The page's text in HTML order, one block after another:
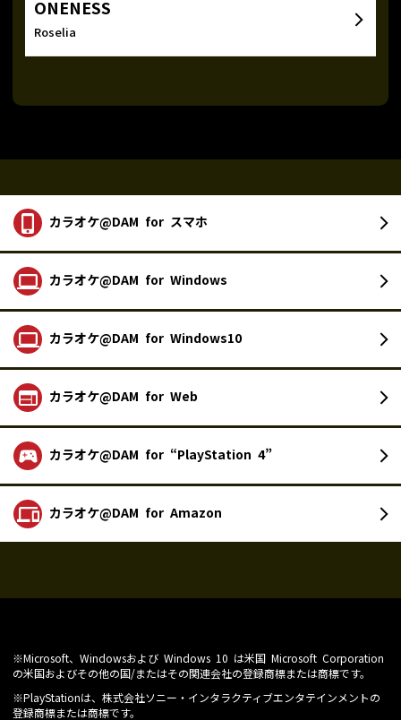
ONENESS
Roselia
カラオケ@DAM for スマホ
カラオケ@DAM for Windows
カラオケ@DAM for Windows10
カラオケ@DAM for Web
カラオケ@DAM for “PlayStation 4”
カラオケ@DAM for Amazon
※Microsoft、Windowsおよび Windows 10 は米国 Microsoft Corporation
の米国およびその他の国/またはその関連会社の登録商標または商標です。
※PlayStationは、株式会社ソニー・インタラクティブエンタテインメントの
登録商標または商標です。